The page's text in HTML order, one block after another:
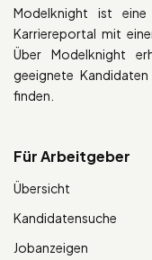
Modelknight ist
Karriereportal mit
Über Modelknight
geeignete
finden.
Für Arbeitgeber
Übersicht
Kandidatensuche
Jobanzeigen